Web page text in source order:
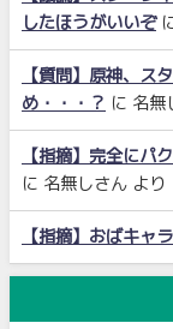
したほうがいいぞ
【質問】原神、ス
め・・・？ に 名無
【指摘】完全に
に 名無しさん より
【指摘】おばキャ